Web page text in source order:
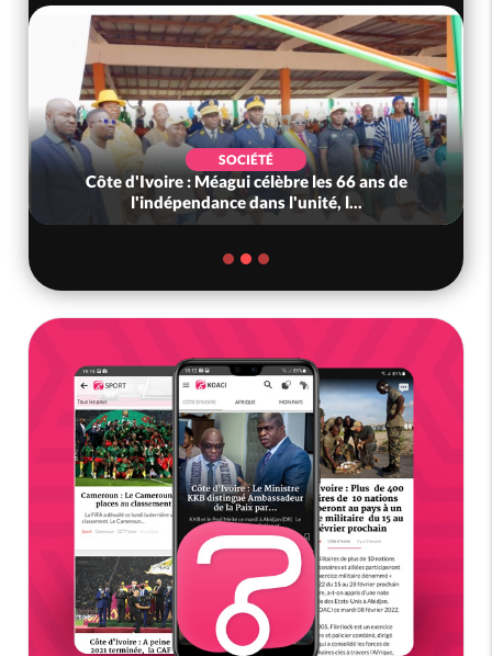
SOCIÉTÉ
Côte d'Ivoire : Méagui célèbre les 66 ans de
l'indépendance dans l'unité, l...